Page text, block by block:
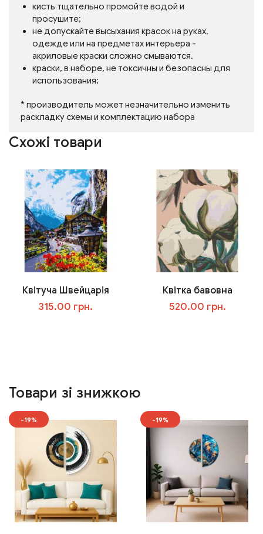
кисть тщательно промойте водой и
просушите;
не допускайте высыхания красок на руках,
одежде или на предметах интерьера -
акриловые краски сложно смываются.
краски, в наборе, не токсичны и безопасны для
использования;
* производитель может незначительно изменить
раскладку схемы и комплектацию набора
Схожі товари
Квітуча Швейцарія
315.00 грн.
Квітка бавовна
520.00 грн.
Товари зі знижкою
-19% -19%